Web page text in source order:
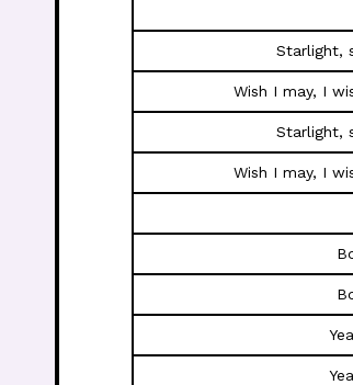
Starlight,
Wish I may, I
Starlight,
Wish I may, I